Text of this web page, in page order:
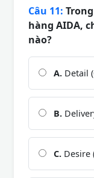
Câu 11:
hàng AIDA,
nào?
A. Detail
B.
C. Desire